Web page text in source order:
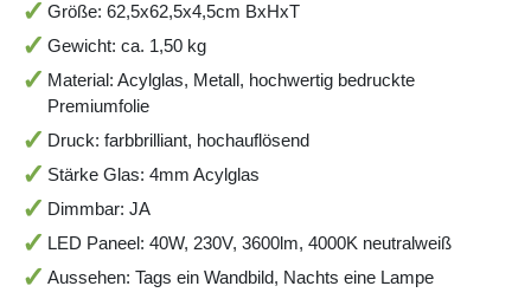
Größe: 62,5x62,5x4,5cm BxHxT
Gewicht: ca. 1,50 kg
Material: Acylglas, Metall, hochwertig bedruckte
Premiumfolie
Druck: farbbrilliant, hochauflösend
Stärke Glas: 4mm Acylglas
Dimmbar: JA
LED Paneel: 40W, 230V, 3600lm, 4000K neutralweiß
Aussehen: Tags ein Wandbild, Nachts eine Lampe